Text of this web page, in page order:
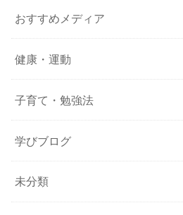
おすすめメディア
健康・運動
子育て・勉強法
学びブログ
未分類